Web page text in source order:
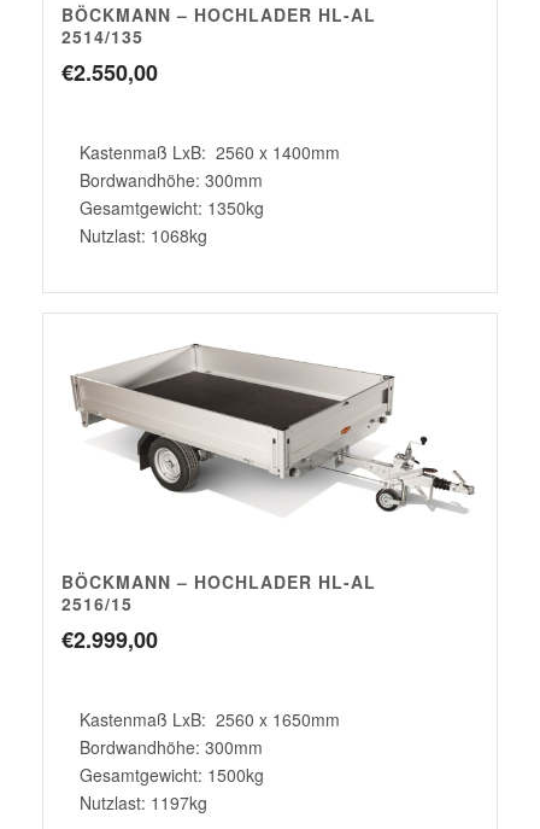
BÖCKMANN – HOCHLADER HL-AL
2514/135
€2.550,00
Kastenmaß LxB: 2560 x 1400mm
Bordwandhöhe: 300mm
Gesamtgewicht: 1350kg
Nutzlast: 1068kg
BÖCKMANN – HOCHLADER HL-AL
2516/15
€2.999,00
Kastenmaß LxB: 2560 x 1650mm
Bordwandhöhe: 300mm
Gesamtgewicht: 1500kg
Nutzlast: 1197kg